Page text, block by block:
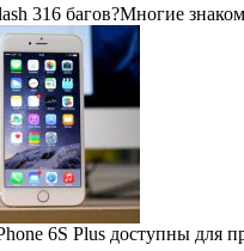
316 багов?Многие
6S Plus доступны для